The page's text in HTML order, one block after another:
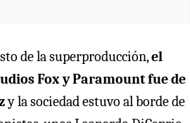
de la superproducción,el
Fox y Paramount fue de
y la sociedad estuvo al borde de